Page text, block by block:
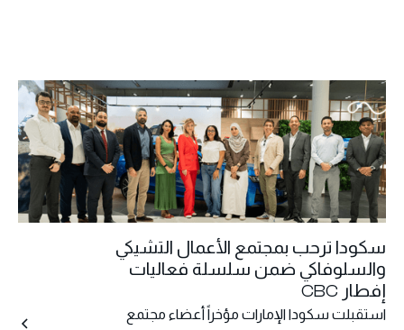
سكودا ترحب بمجتمع الأعمال التشيكي
والسلوفاكي ضمن سلسلة فعاليات
إفطار CBC
استقبلت سكودا الإمارات مؤخراً أعضاء مجتمع